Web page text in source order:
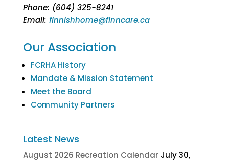
Phone: (604) 325-8241
Email: finnishhome@finncare.ca
Our Association
FCRHA History
Mandate & Mission Statement
Meet the Board
Community Partners
Latest News
August 2026 Recreation Calendar July 30,